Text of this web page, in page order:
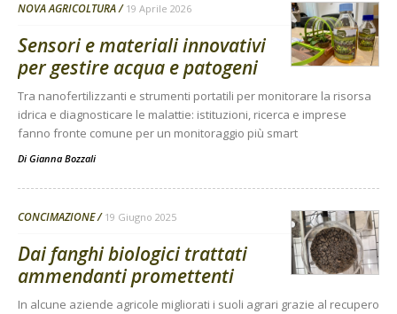
NOVA AGRICOLTURA 19 Aprile 2026
Sensori e materiali innovativi
per gestire acqua e patogeni
Tra nanofertilizzanti e strumenti portatili per monitorare la risorsa
idrica e diagnosticare le malattie: istituzioni, ricerca e imprese
fanno fronte comune per un monitoraggio più smart
Di Gianna Bozzali
CONCIMAZIONE 19 Giugno 2025
Dai fanghi biologici trattati
ammendanti promettenti
In alcune aziende agricole migliorati i suoli agrari grazie al recupero